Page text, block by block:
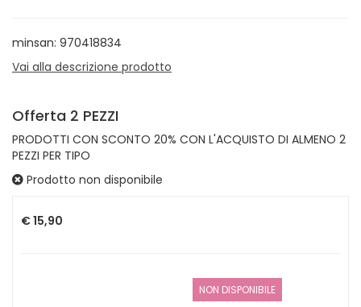
minsan: 970418834
Vai alla descrizione prodotto
Offerta 2 PEZZI
PRODOTTI CON SCONTO 20% CON L'ACQUISTO DI ALMENO 2
PEZZI PER TIPO
Prodotto non disponibile
€ 15,90
NON DISPONIBILE